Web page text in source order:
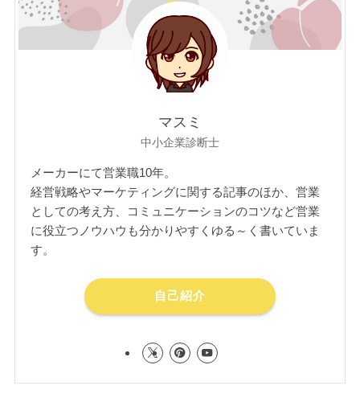
マスミ
中小企業診断士
メーカーにて営業職10年。
経営戦略やマーケティングに関する記事のほか、営業
としての考え方、コミュニケーションのコツなど営業
に役立つノウハウも分かりやすくゆる～く書いていま
す。
自己紹介